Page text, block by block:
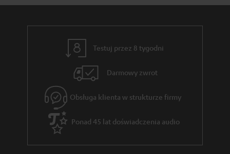
y
c
e
g
w
a
r
o
Testuj przez 8 tygodni
Darmowy zwrot
Obsługa klienta w strukturze firmy
Ponad 45 lat doświadczenia audio